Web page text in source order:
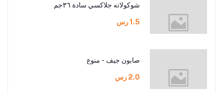
شوكولاته جلاكسي سادة ٣٦جم
1.5 رس
صابون جيف - منوع
2.0 رس